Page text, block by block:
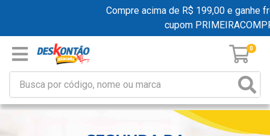
Compre acima de R$ 199,00 e ganhe
cupom PRIMEIRACOMPRA
0